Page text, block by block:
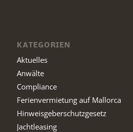
KATEGORIEN
Aktuelles
Anwälte
Compliance
Ferienvermietung auf Mallorca
Hinweisgeberschutzgesetz
Jachtleasing